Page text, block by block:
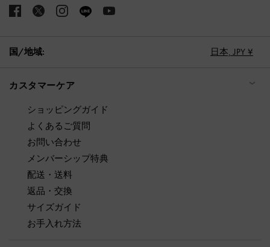
国/地域: 日本, JPY ¥
カスタマーケア
ショッピングガイド
よくあるご質問
お問い合わせ
メンバーシップ特典
配送・送料
返品・交換
サイズガイド
お手入れ方法